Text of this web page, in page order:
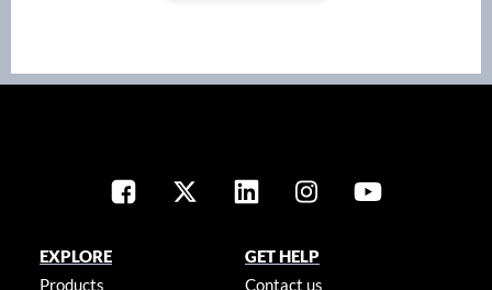
EXPLORE
Products
GET HELP
Contact us